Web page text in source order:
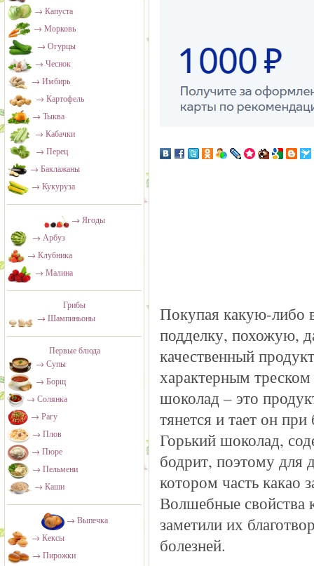
→ Капуста
→ Морковь
→ Огурцы
→ Чеснок
→ Имбирь
→ Картофель
→ Тыква
→ Кабачки
→ Перец
→ Баклажаны
→ Кукуруза
→ Ягоды
→ Арбуз
→ Клубника
→ Малина
Грибы
→ Шампиньоны
Первые блюда
→ Супы
→ Борщ
→ Солянка
→ Рагу
→ Плов
→ Пюре
→ Пельмени
→ Каши
→ Выпечка
→ Кексы
→ Пирожки
Покупая какую-либо
подделку, похожую,
качественный
характерным
шоколад – это
тянется и тает он
Горький шоколад,
бодрит, поэтому для
котором часть какао
Волшебные свойства
заметили их
болезней.